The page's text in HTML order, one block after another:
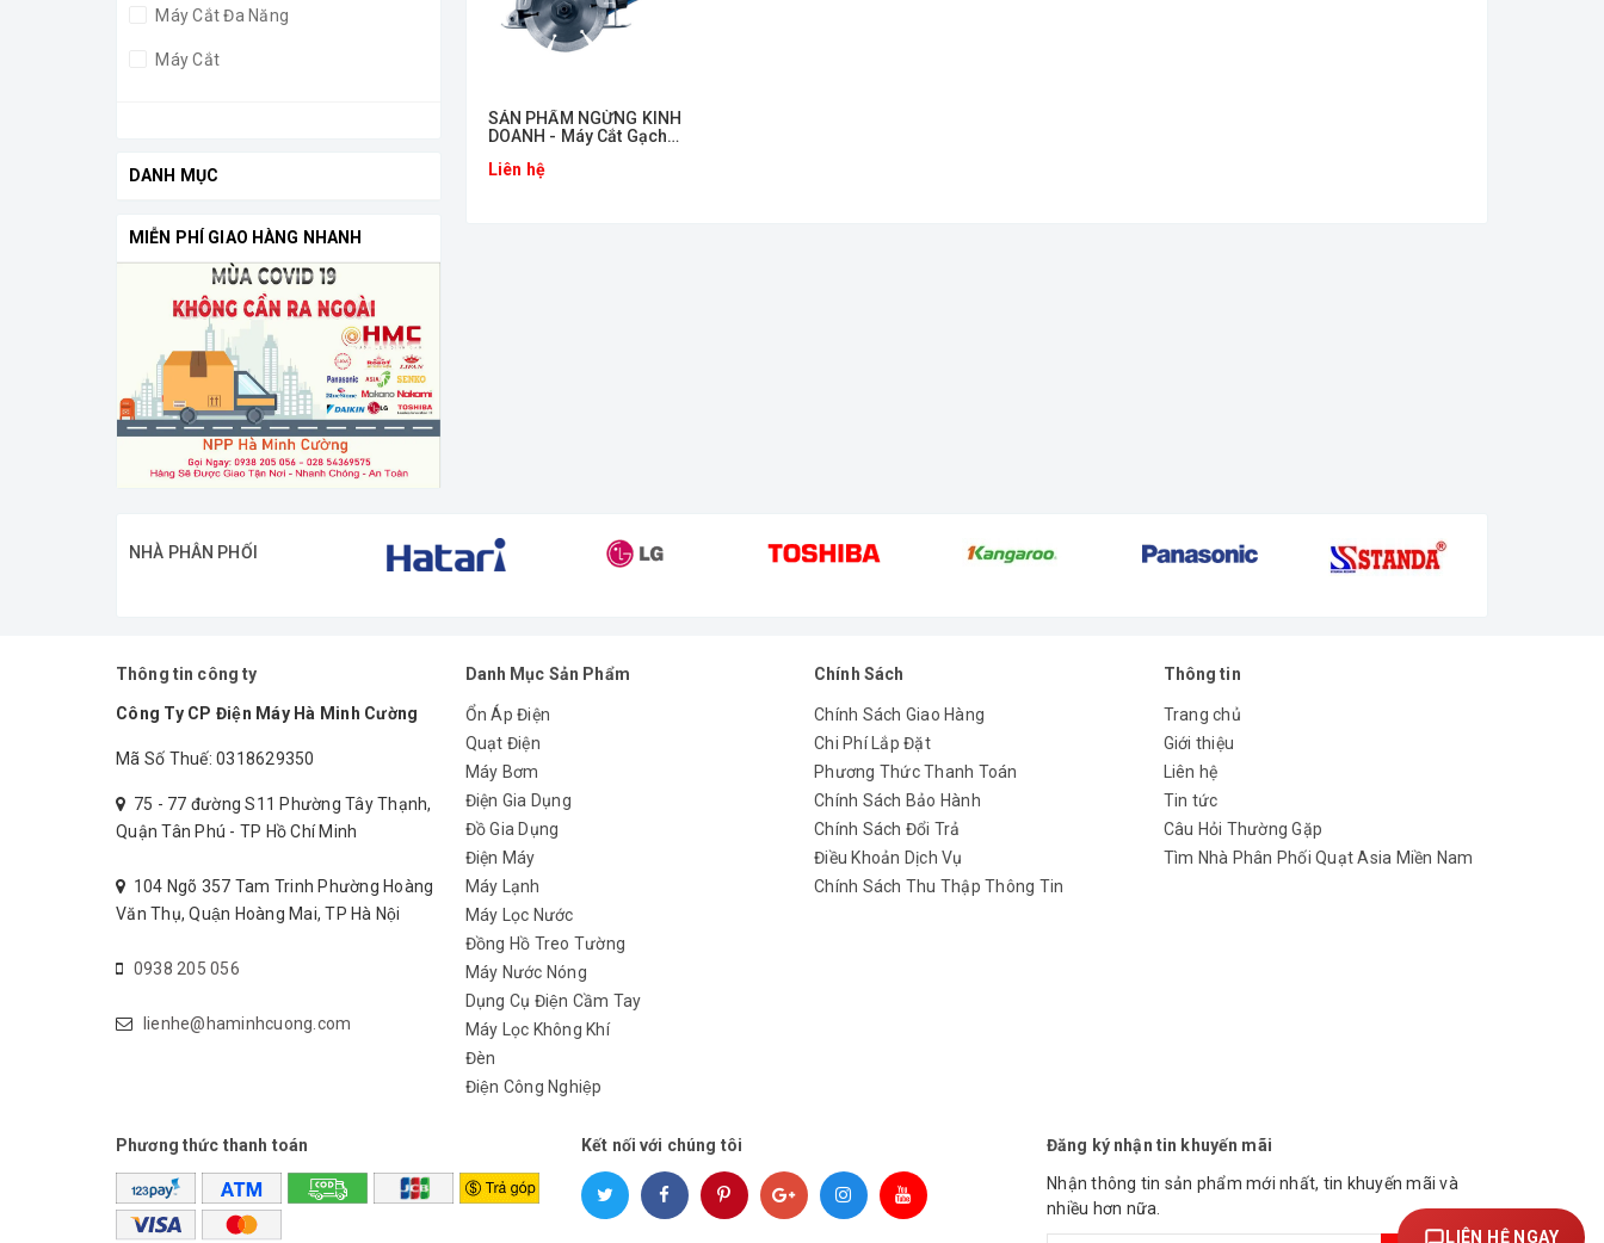
Máy Cắt Đa Năng
Máy Cắt
DANH MỤC
MIỄN PHÍ GIAO HÀNG NHANH
ㅤSẢN PHẨM NGỪNG KINH
DOANH - Máy Cắt Gạch
Liên hệ
NHÀ PHÂN PHỐI
Thông tin công ty
Công Ty CP Điện Máy Hà Minh Cường
Mã Số Thuế: 0318629350
75 - 77 đường S11 Phường Tây Thạnh,
Quận Tân Phú - TP Hồ Chí Minh
104 Ngõ 357 Tam Trinh Phường Hoàng
Văn Thụ, Quận Hoàng Mai, TP Hà Nội
0938 205 056
lienhe@haminhcuong.com
Danh Mục Sản Phẩm
Ổn Áp Điện
Quạt Điện
Máy Bơm
Điện Gia Dụng
Đồ Gia Dụng
Điện Máy
Máy Lạnh
Máy Lọc Nước
Đồng Hồ Treo Tường
Máy Nước Nóng
Dụng Cụ Điện Cầm Tay
Máy Lọc Không Khí
Đèn
Điện Công Nghiệp
Chính Sách
Chính Sách Giao Hàng
Chi Phí Lắp Đặt
Phương Thức Thanh Toán
Chính Sách Bảo Hành
Chính Sách Đổi Trả
Điều Khoản Dịch Vụ
Chính Sách Thu Thập Thông Tin
Thông tin
Trang chủ
Giới thiệu
Liên hệ
Tin tức
Câu Hỏi Thường Gặp
Tìm Nhà Phân Phối Quạt Asia Miền Nam
Phương thức thanh toán Kết nối với chúng tôi
Đăng ký nhận tin khuyến mãi
Nhận thông tin sản phẩm mới nhất, tin khuyến mãi và
nhiều hơn nữa.
LIÊN HỆ NGAY